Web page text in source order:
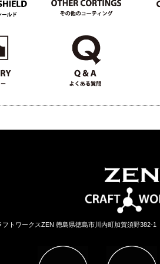
フトワークスZEN 徳島県徳島市川内町加賀須野382-1